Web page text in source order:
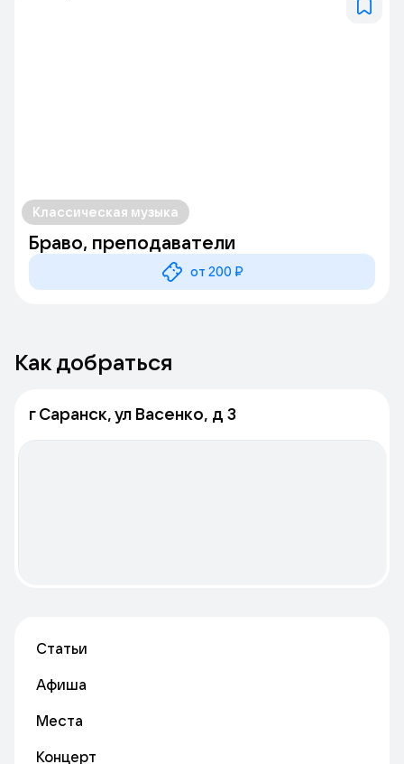
Классическая музыка
Браво, преподаватели
от 200 ₽
Как добраться
г Саранск, ул Васенко, д 3
Статьи
Афиша
Места
Концерт